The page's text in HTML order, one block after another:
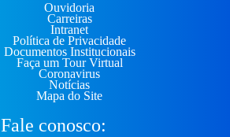
Ouvidoria
Carreiras
Intranet
Política de Privacidade
Documentos Institucionais
Faça um Tour Virtual
Coronavirus
Notícias
Mapa do Site
Fale conosco: